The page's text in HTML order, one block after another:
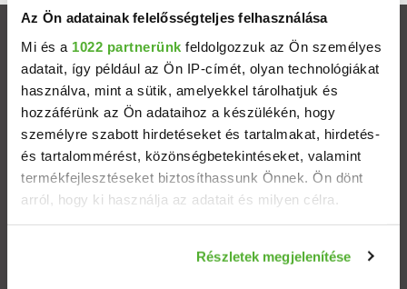
Az Ön adatainak felelősségteljes felhasználása
Mi és a 1022 partnerünk feldolgozzuk az Ön személyes
adatait, így például az Ön IP-címét, olyan technológiákat
használva, mint a sütik, amelyekkel tárolhatjuk és
hozzáférünk az Ön adataihoz a készülékén, hogy
személyre szabott hirdetéseket és tartalmakat, hirdetés-
és tartalommérést, közönségbetekintéseket, valamint
termékfejlesztéseket biztosíthassunk Önnek. Ön dönt
arról, hogy ki használja az adatait és milyen célra.
Információgyűjtés az Ön földrajzi elhelyezkedéséről
Részletek megjelenítése
Ingatlanok
Eladó házak
Eladó lakások
Települések